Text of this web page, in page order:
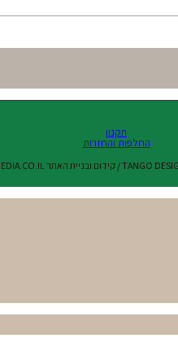
תקנון
החלפות והחזרות